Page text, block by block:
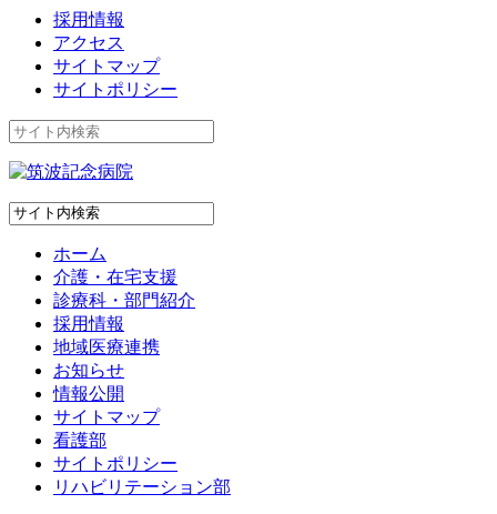
採用情報
アクセス
サイトマップ
サイトポリシー
ホーム
介護・在宅支援
診療科・部門紹介
採用情報
地域医療連携
お知らせ
情報公開
サイトマップ
看護部
サイトポリシー
リハビリテーション部